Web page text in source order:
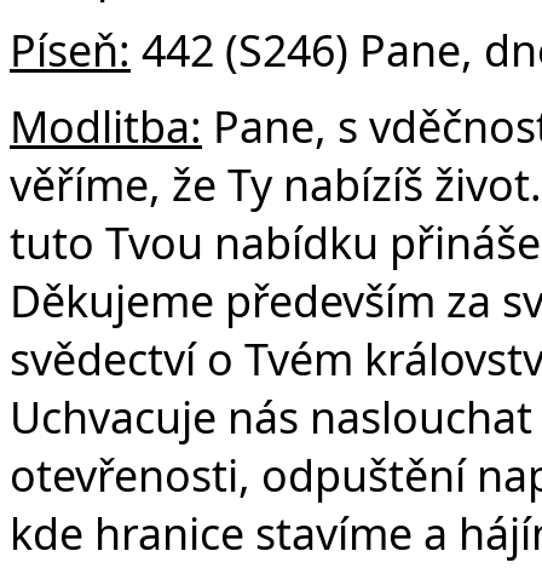
Píseň: 442 (S246) Pane,
Modlitba: Pane, s
věříme, že Ty nabízíš
tuto Tvou nabídku
Děkujeme především za
svědectví o Tvém
Uchvacuje nás
otevřenosti, odpuštění
kde hranice stavíme a